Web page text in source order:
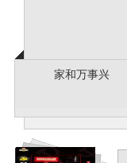
家和万事兴